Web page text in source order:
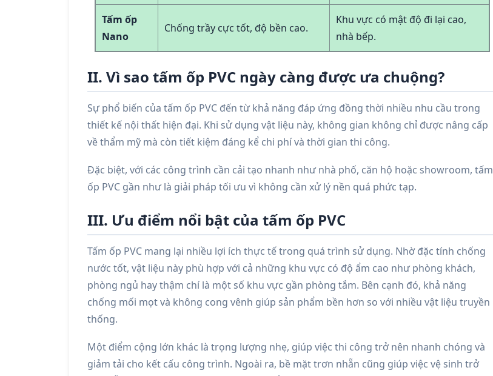
Tấm ốp
Nano
Chống trầy cực tốt, độ bền cao.
Khu vực có mật độ đi lại cao,
nhà bếp.
II. Vì sao tấm ốp PVC ngày càng được ưa chuộng?
Sự phổ biến của tấm ốp PVC đến từ khả năng đáp ứng đồng thời nhiều nhu cầu trong
thiết kế nội thất hiện đại. Khi sử dụng vật liệu này, không gian không chỉ được nâng cấp
về thẩm mỹ mà còn tiết kiệm đáng kể chi phí và thời gian thi công.
Đặc biệt, với các công trình cần cải tạo nhanh như nhà phố, căn hộ hoặc showroom, tấm
ốp PVC gần như là giải pháp tối ưu vì không cần xử lý nền quá phức tạp.
III. Ưu điểm nổi bật của tấm ốp PVC
Tấm ốp PVC mang lại nhiều lợi ích thực tế trong quá trình sử dụng. Nhờ đặc tính chống
nước tốt, vật liệu này phù hợp với cả những khu vực có độ ẩm cao như phòng khách,
phòng ngủ hay thậm chí là một số khu vực gần phòng tắm. Bên cạnh đó, khả năng
chống mối mọt và không cong vênh giúp sản phẩm bền hơn so với nhiều vật liệu truyền
thống.
Một điểm cộng lớn khác là trọng lượng nhẹ, giúp việc thi công trở nên nhanh chóng và
giảm tải cho kết cấu công trình. Ngoài ra, bề mặt trơn nhẵn cũng giúp việc vệ sinh trở